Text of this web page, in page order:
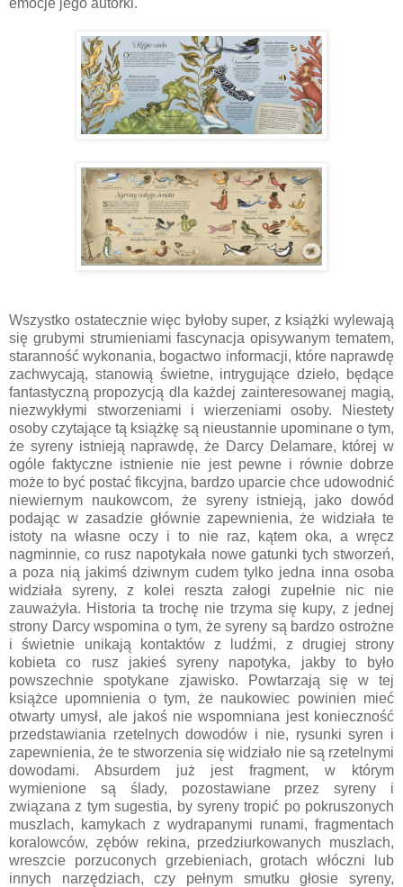
Wszystko ostatecznie więc byłoby super, z książki wylewają
się grubymi strumieniami fascynacja opisywanym tematem,
staranność wykonania, bogactwo informacji, które naprawdę
zachwycają, stanowią świetne, intrygujące dzieło, będące
fantastyczną propozycją dla każdej zainteresowanej magią,
niezwykłymi stworzeniami i wierzeniami osoby. Niestety
osoby czytające tą książkę są nieustannie upominane o tym,
że syreny istnieją naprawdę, że Darcy Delamare, której w
ogóle faktyczne istnienie nie jest pewne i równie dobrze
może to być postać fikcyjna, bardzo uparcie chce udowodnić
niewiernym naukowcom, że syreny istnieją, jako dowód
podając w zasadzie głównie zapewnienia, że widziała te
istoty na własne oczy i to nie raz, kątem oka, a wręcz
nagminnie, co rusz napotykała nowe gatunki tych stworzeń,
a poza nią jakimś dziwnym cudem tylko jedna inna osoba
widziała syreny, z kolei reszta załogi zupełnie nic nie
zauważyła. Historia ta trochę nie trzyma się kupy, z jednej
strony Darcy wspomina o tym, że syreny są bardzo ostrożne
i świetnie unikają kontaktów z ludźmi, z drugiej strony
kobieta co rusz jakieś syreny napotyka, jakby to było
powszechnie spotykane zjawisko. Powtarzają się w tej
książce upomnienia o tym, że naukowiec powinien mieć
otwarty umysł, ale jakoś nie wspomniana jest konieczność
przedstawiania rzetelnych dowodów i nie, rysunki syren i
zapewnienia, że te stworzenia się widziało nie są rzetelnymi
dowodami. Absurdem już jest fragment, w którym
wymienione są ślady, pozostawiane przez syreny i
związana z tym sugestia, by syreny tropić po pokruszonych
muszlach, kamykach z wydrapanymi runami, fragmentach
koralowców, zębów rekina, przedziurkowanych muszlach,
wreszcie porzuconych grzebieniach, grotach włóczni lub
innych narzędziach, czy pełnym smutku głosie syreny,